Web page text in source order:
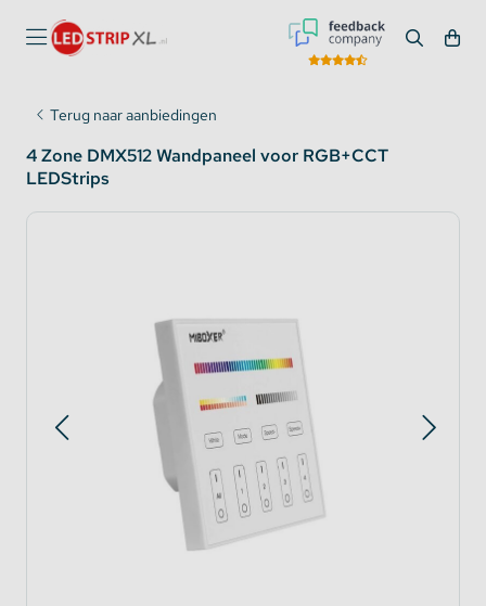
Terug naar aanbiedingen
4 Zone DMX512 Wandpaneel voor RGB+CCT
LEDStrips